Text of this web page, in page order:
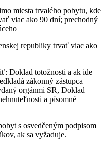
miesta trvalého pobytu, kde
viac ako 90 dní; prechodný
republiky trvať viac ako
Doklad totožnosti a ak ide
zákonný zástupca
orgánmi SR, Doklad
a písomné
s osvedčeným podpisom
ak sa vyžaduje.